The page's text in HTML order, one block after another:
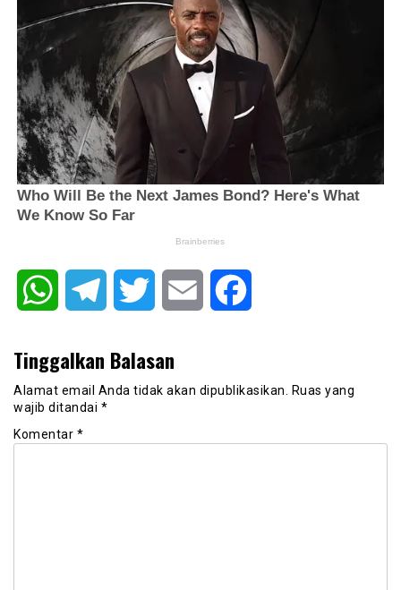
WhatsAppTelegram Twitter Email
Tinggalkan Balasan
Alamat email Anda tidak akan dipublikasikan.
Ruas yang
wajib ditandai *
Komentar *